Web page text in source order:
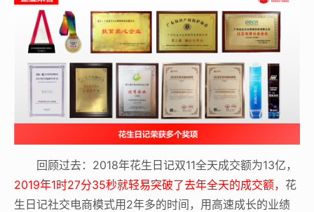
回顾过去：2018年花生日记双11全天成交额为13亿，
2019年1时27分35秒就轻易突破了去年全天的成交额， 花
生日记社交电商模式用2年多的时间，用高速成长的业绩